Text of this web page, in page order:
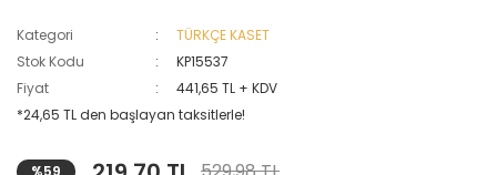
Kategori
TÜRKÇE KASET
Stok Kodu
KP15537
Fiyat
441,65 TL + KDV
*24,65 TL den başlayan taksitlerle!
%59